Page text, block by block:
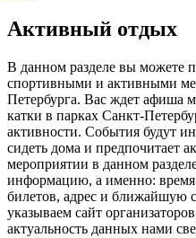
Активный отдых
В данном разделе вы можете
спортивными и активными
Петербурга. Вас ждет афиша
катки в парках Санкт-
активности. События будут
сидеть дома и предпочитает
мероприятии в данном
информацию, а именно: время
билетов, адрес и ближайшую
указываем сайт
актуальность данных нами